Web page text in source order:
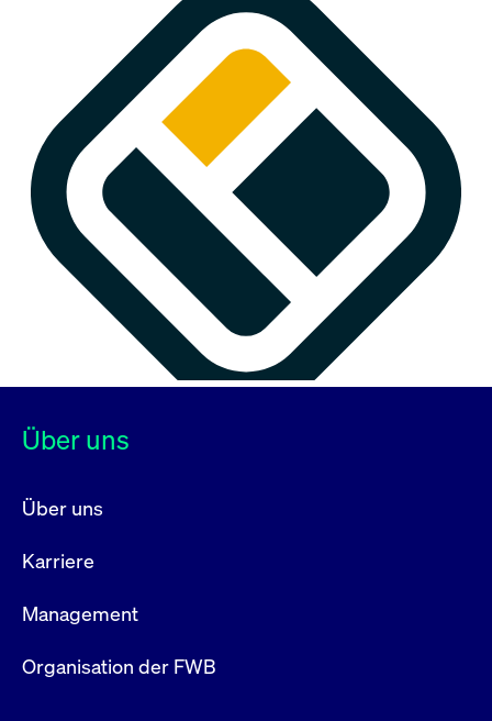
Über uns
Über uns
Karriere
Management
Organisation der FWB